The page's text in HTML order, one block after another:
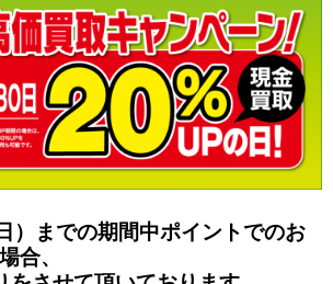
）までの期間中ポイントでのお
合、